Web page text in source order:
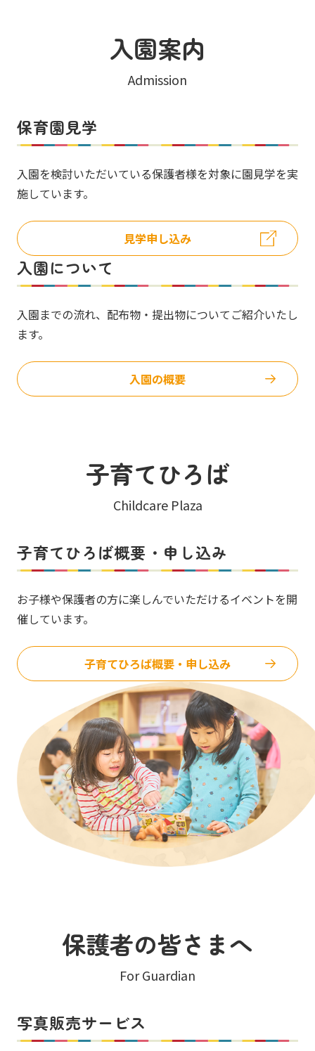
入園案内
Admission
保育園見学
入園を検討いただいている保護者様を対象に園見学を実
施しています。
見学申し込み
入園について
入園までの流れ、配布物・提出物についてご紹介いたし
ます。
入園の概要
子育てひろば
Childcare Plaza
子育てひろば概要・申し込み
お子様や保護者の方に楽しんでいただけるイベントを開
催しています。
子育てひろば概要・申し込み
保護者の皆さまへ
For Guardian
写真販売サービス